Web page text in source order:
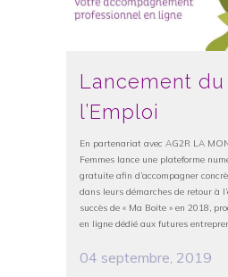
Lancement du
l’Emploi
En partenariat avec AG2R LA
Femmes lance une plateforme
gratuite afin d’accompagner
dans leurs démarches de retour à
succès de « Ma Boite » en 2018,
en ligne dédié aux futures
04 septembre, 2019